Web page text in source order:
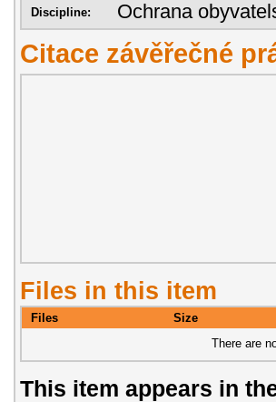
Discipline: Ochrana
Citace závěřečné
Files in this item
Files Size
There are
This item appears in